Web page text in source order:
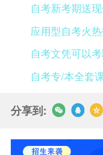
自考新考期送
应用型自考火
自考文凭可以
自考专/本全套
分享到: